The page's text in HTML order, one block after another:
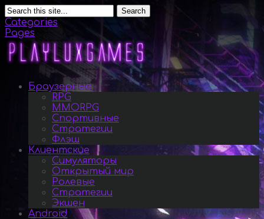
Search
Categories
Pages
Браузерные
RPG
MMORPG
Спортивные
Стратегии
Флэш
Клиентские
Симуляторы
Открытый мир
Ролевые
Стратегии
Экшен
Android